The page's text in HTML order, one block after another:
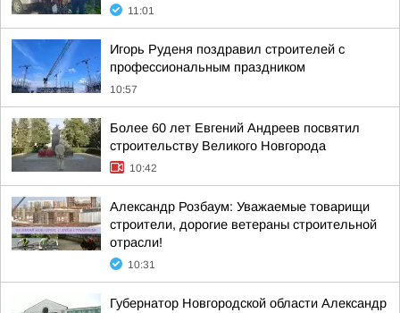
11:01
Игорь Руденя поздравил строителей с
профессиональным праздником
10:57
Более 60 лет Евгений Андреев посвятил
строительству Великого Новгорода
10:42
Александр Розбаум: Уважаемые товарищи
строители, дорогие ветераны строительной
отрасли!
10:31
Губернатор Новгородской области Александр